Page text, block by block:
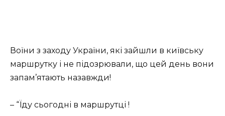
Воїни з заходу України, які зайшли в київську
маршрутку і не підозрювали, що цей день вони
запам’ятають назавжди!
– “Їду сьогодні в маршрутці !